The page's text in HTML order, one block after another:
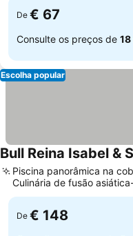
De € 67
Consulte os preços de
Escolha popular
Bull Reina Isabel &
Piscina panorâmica na
Culinária de fusão
peruana
De € 148